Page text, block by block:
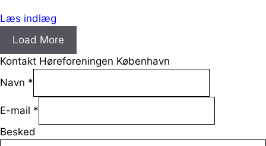
Læs indlæg
Load More
Kontakt Høreforeningen København
Navn *
E-mail *
Besked